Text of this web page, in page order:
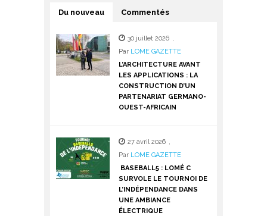
Du nouveau Commentés
30 juillet 2026 ,
Par LOME GAZETTE
L’ARCHITECTURE AVANT
LES APPLICATIONS : LA
CONSTRUCTION D’UN
PARTENARIAT GERMANO-
OUEST-AFRICAIN
27 avril 2026 ,
Par LOME GAZETTE
BASEBALL5 : LOMÉ C
SURVOLE LE TOURNOI DE
L’INDÉPENDANCE DANS
UNE AMBIANCE
ÉLECTRIQUE